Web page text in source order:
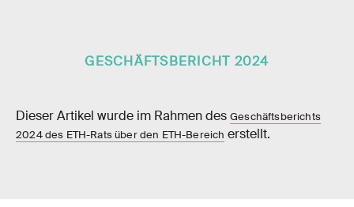
GESCHÄFTSBERICHT 2024
Dieser Artikel wurde im Rahmen des Geschäftsberichts
2024 des ETH-Rats über den ETH-Bereich erstellt.